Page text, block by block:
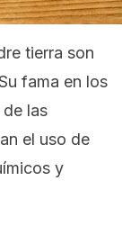
tierra son
fama en los
las
el uso de
y